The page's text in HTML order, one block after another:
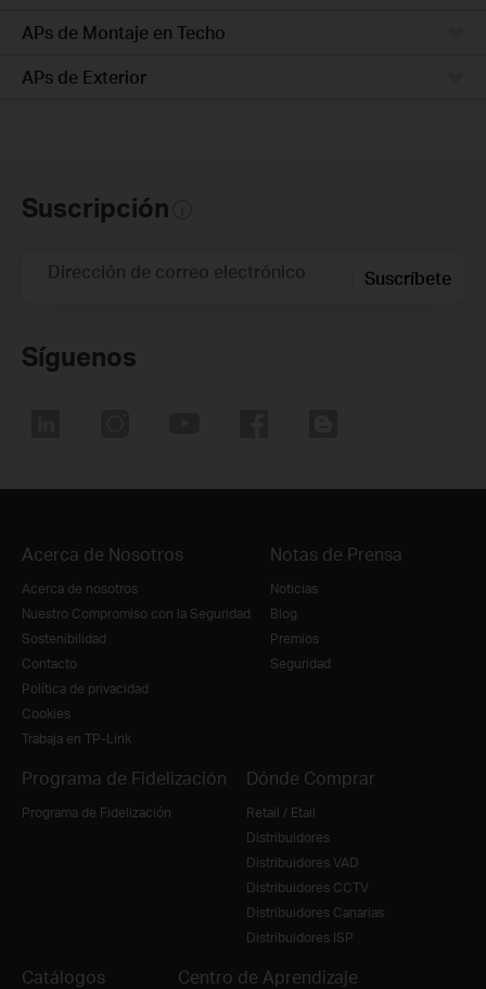
APs de Montaje en Techo
APs de Exterior
Suscripción
Dirección de correo electrónico Suscríbete
Síguenos
Acerca de Nosotros
Acerca de nosotros
Nuestro Compromiso con la Seguridad
Sostenibilidad
Contacto
Política de privacidad
Cookies
Trabaja en TP-Link
Notas de Prensa
Noticias
Blog
Premios
Seguridad
Programa de Fidelización
Programa de Fidelización
Dónde Comprar
Retail / Etail
Distribuidores
Distribuidores VAD
Distribuidores CCTV
Distribuidores Canarias
Distribuidores ISP
Catálogos Centro de Aprendizaje